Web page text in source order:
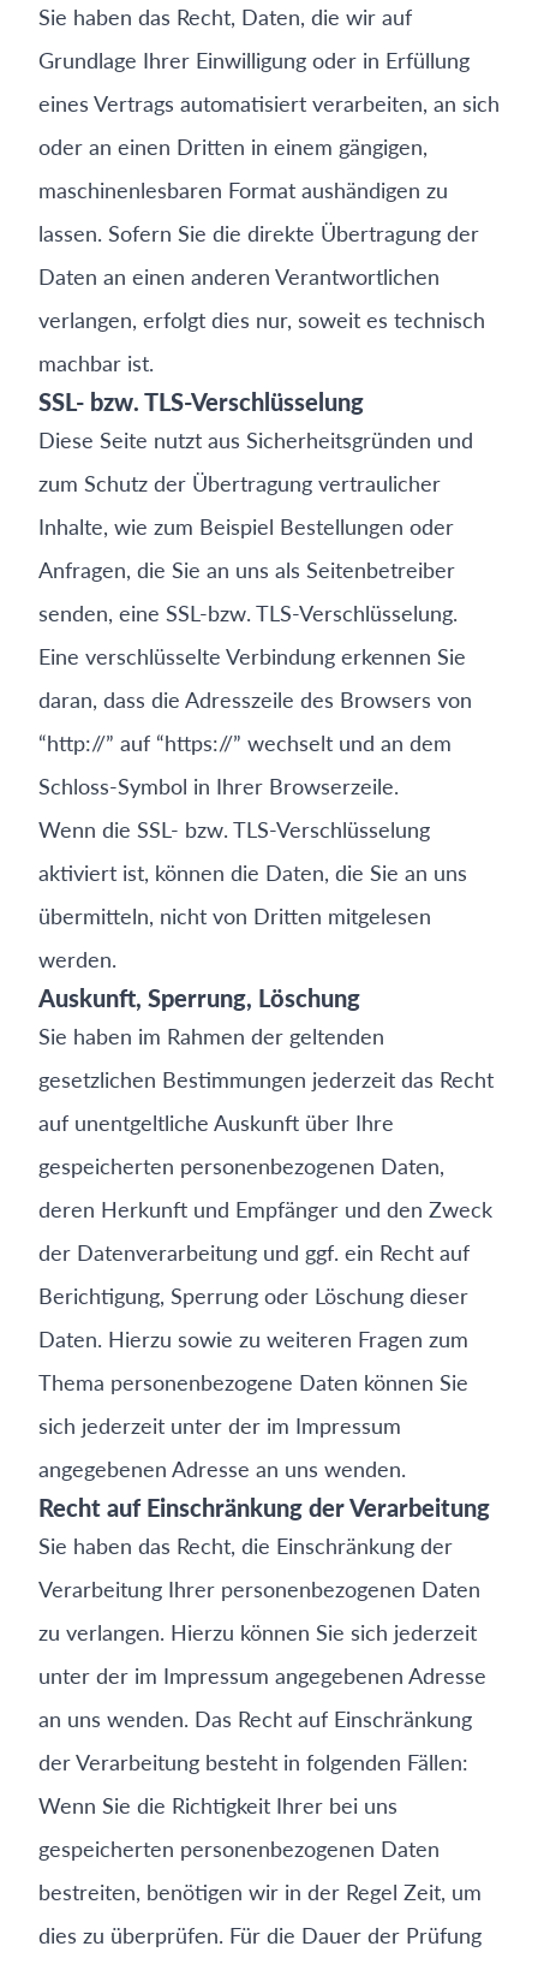
Sie haben das Recht, Daten, die wir auf
Grundlage Ihrer Einwilligung oder in Erfüllung
eines Vertrags automatisiert verarbeiten, an sich
oder an einen Dritten in einem gängigen,
maschinenlesbaren Format aushändigen zu
lassen. Sofern Sie die direkte Übertragung der
Daten an einen anderen Verantwortlichen
verlangen, erfolgt dies nur, soweit es technisch
machbar ist.
SSL- bzw. TLS-Verschlüsselung
Diese Seite nutzt aus Sicherheitsgründen und
zum Schutz der Übertragung vertraulicher
Inhalte, wie zum Beispiel Bestellungen oder
Anfragen, die Sie an uns als Seitenbetreiber
senden, eine SSL-bzw. TLS-Verschlüsselung.
Eine verschlüsselte Verbindung erkennen Sie
daran, dass die Adresszeile des Browsers von
“http://” auf “https://” wechselt und an dem
Schloss-Symbol in Ihrer Browserzeile.
Wenn die SSL- bzw. TLS-Verschlüsselung
aktiviert ist, können die Daten, die Sie an uns
übermitteln, nicht von Dritten mitgelesen
werden.
Auskunft, Sperrung, Löschung
Sie haben im Rahmen der geltenden
gesetzlichen Bestimmungen jederzeit das Recht
auf unentgeltliche Auskunft über Ihre
gespeicherten personenbezogenen Daten,
deren Herkunft und Empfänger und den Zweck
der Datenverarbeitung und ggf. ein Recht auf
Berichtigung, Sperrung oder Löschung dieser
Daten. Hierzu sowie zu weiteren Fragen zum
Thema personenbezogene Daten können Sie
sich jederzeit unter der im Impressum
angegebenen Adresse an uns wenden.
Recht auf Einschränkung der Verarbeitung
Sie haben das Recht, die Einschränkung der
Verarbeitung Ihrer personenbezogenen Daten
zu verlangen. Hierzu können Sie sich jederzeit
unter der im Impressum angegebenen Adresse
an uns wenden. Das Recht auf Einschränkung
der Verarbeitung besteht in folgenden Fällen:
Wenn Sie die Richtigkeit Ihrer bei uns
gespeicherten personenbezogenen Daten
bestreiten, benötigen wir in der Regel Zeit, um
dies zu überprüfen. Für die Dauer der Prüfung